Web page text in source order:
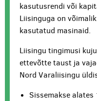
kasutusrendi või
Liisinguga on
kasutatud masinaid.
Liisingu tingimusi
ettevõtte taust ja
Nord Varaliisingu
Sissemakse alates